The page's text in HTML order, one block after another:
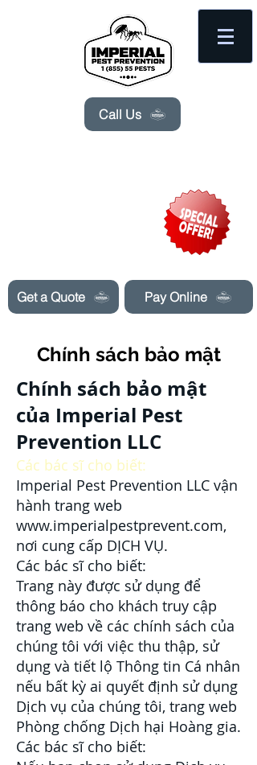
Get a Quote
Call Us
Pay Online
Chính sách bảo mật
Chính sách bảo mật
của Imperial Pest
Prevention LLC
Các bác sĩ cho biết:
Imperial Pest Prevention LLC vận
hành trang web
www.imperialpestprevent.com,
nơi cung cấp DỊCH VỤ.
Các bác sĩ cho biết:
Trang này được sử dụng để
thông báo cho khách truy cập
trang web về các chính sách của
chúng tôi với việc thu thập, sử
dụng và tiết lộ Thông tin Cá nhân
nếu bất kỳ ai quyết định sử dụng
Dịch vụ của chúng tôi, trang web
Phòng chống Dịch hại Hoàng gia.
Các bác sĩ cho biết: